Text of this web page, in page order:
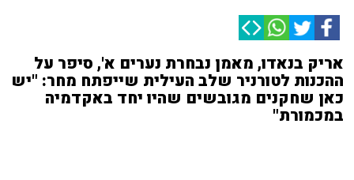
אריק בנאדו, מאמן נבחרת נערים א', סיפר על
ההכנות לטורניר שלב העילית שייפתח מחר: "יש
כאן שחקנים מגובשים שהיו יחד באקדמיה
במכמורת"